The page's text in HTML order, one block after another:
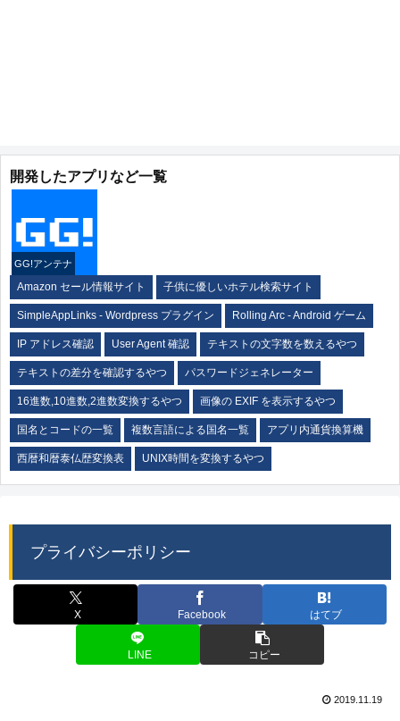
開発したアプリなど一覧
GG!アンテナ
Amazon セール情報サイト 子供に優しいホテル検索サイト
SimpleAppLinks - Wordpress プラグイン Rolling Arc - Android ゲーム
IP アドレス確認 User Agent 確認 テキストの文字数を数えるやつ
テキストの差分を確認するやつ パスワードジェネレーター
16進数,10進数,2進数変換するやつ 画像の EXIF を表示するやつ
国名とコードの一覧 複数言語による国名一覧 アプリ内通貨換算機
西暦和暦泰仏歴変換表 UNIX時間を変換するやつ
プライバシーポリシー
X Facebook はてブ
LINE コピー
2019.11.19